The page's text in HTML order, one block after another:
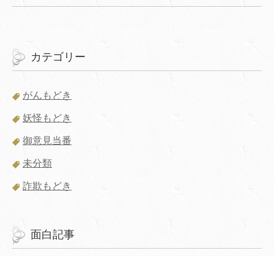
カテゴリー
がんもどき
妖怪もどき
御意見当番
未分類
詐欺もどき
面白記事